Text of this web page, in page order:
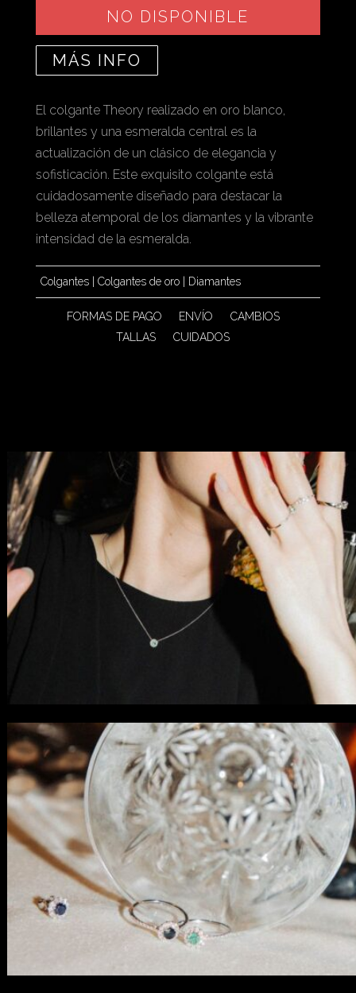
NO DISPONIBLE
MÁS INFO
El colgante Theory realizado en oro blanco,
brillantes y una esmeralda central es la
actualización de un clásico de elegancia y
sofisticación. Este exquisito colgante está
cuidadosamente diseñado para destacar la
belleza atemporal de los diamantes y la vibrante
intensidad de la esmeralda.
Colgantes| Colgantes de oro| Diamantes
FORMAS DE PAGO ENVÍO
CAMBIOS
TALLAS
CUIDADOS